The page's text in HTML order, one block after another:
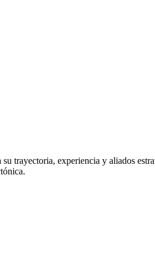
trayectoria, experiencia y aliados